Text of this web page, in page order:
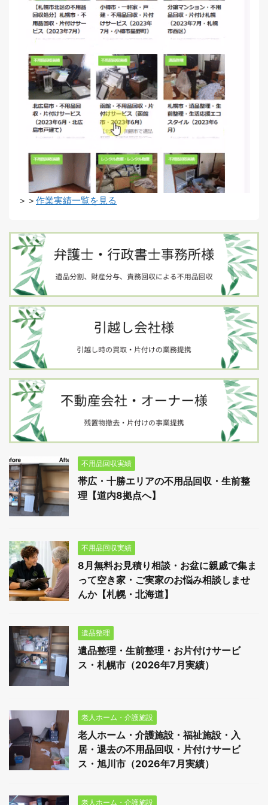
＞＞ 作業実績一覧を見る
不用品回収実績
帯広・十勝エリアの不用品回収・生前整
理【道内8拠点へ】
不用品回収実績
8月無料お見積り相談・お盆に親戚で集ま
って空き家・ご実家のお悩み相談しませ
んか【札幌・北海道】
遺品整理
遺品整理・生前整理・お片付けサービ
ス・札幌市（2026年7月実績）
老人ホーム・介護施設
老人ホーム・介護施設・福祉施設・入
居・退去の不用品回収・片付けサービ
ス・旭川市（2026年7月実績）
老人ホーム・介護施設